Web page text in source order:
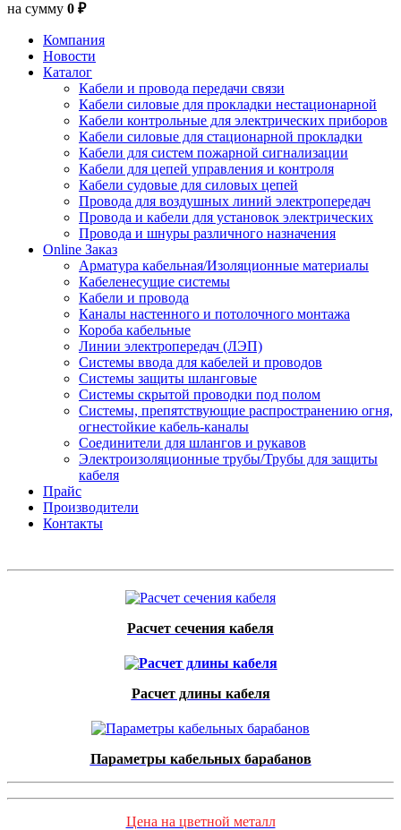
на сумму 0 ₽
Компания
Новости
Каталог
Кабели и провода передачи связи
Кабели силовые для прокладки нестационарной
Кабели контрольные для электрических приборов
Кабели силовые для стационарной прокладки
Кабели для систем пожарной сигнализации
Кабели для цепей управления и контроля
Кабели судовые для силовых цепей
Провода для воздушных линий электропередач
Провода и кабели для установок электрических
Провода и шнуры различного назначения
Online Заказ
Арматура кабельная/Изоляционные материалы
Кабеленесущие системы
Кабели и провода
Каналы настенного и потолочного монтажа
Короба кабельные
Линии электропередач (ЛЭП)
Системы ввода для кабелей и проводов
Системы защиты шланговые
Системы скрытой проводки под полом
Системы, препятствующие распространению огня,
огнестойкие кабель-каналы
Соединители для шлангов и рукавов
Электроизоляционные трубы/Трубы для защиты
кабеля
Прайс
Производители
Контакты
Расчет сечения кабеля
Расчет длины кабеля
Параметры кабельных барабанов
Цена на цветной металл